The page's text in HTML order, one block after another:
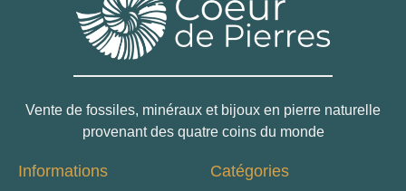
Vente de fossiles, minéraux et bijoux en pierre naturelle
provenant des quatre coins du monde
Informations Catégories